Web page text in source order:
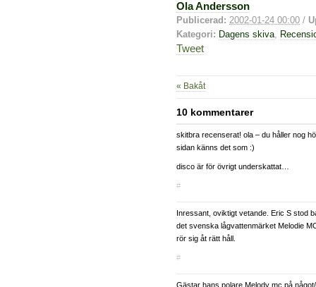
Ola Andersson
Publicerad: 2002-01-24 00:00 /
Kategori: Dagens skiva,
Tweet
« Bakåt
10 kommentarer
skitbra recenserat! ola – du håller nog
sidan känns det som :)
disco är för övrigt underskattat…
#
Inressant, oviktigt vetande. Eric S stod
det svenska lågvattenmärket Melodie
rör sig åt rätt håll.
#
Gästar hans polare Melody mc på